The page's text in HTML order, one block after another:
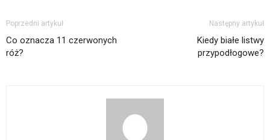
Poprzedni artykuł
Co oznacza 11 czerwonych
róż?
Następny artykuł
Kiedy białe listwy
przypodłogowe?